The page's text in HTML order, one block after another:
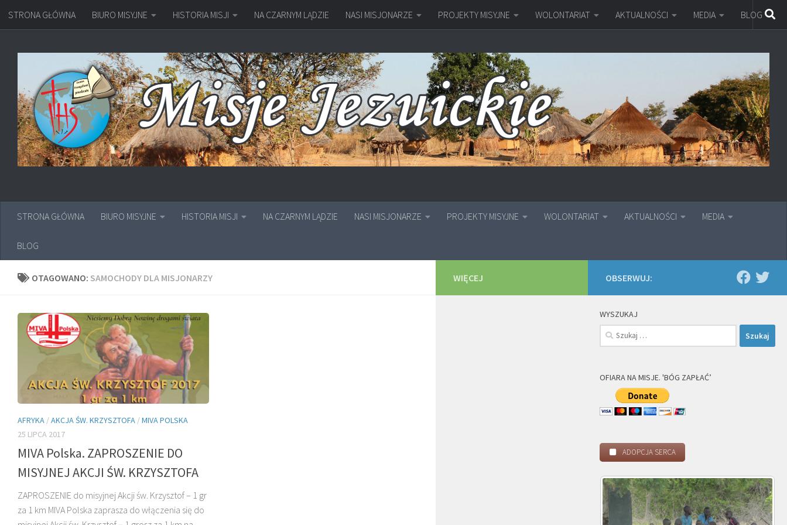
Przejdź do treści
STRONA GŁÓWNA BIURO MISYJNE HISTORIA MISJI NA CZARNYM LĄDZIE NASI MISJONARZE PROJEKTY MISYJNE WOLONTARIAT AKTUALNOŚCI MEDIA BLOG
STRONA GŁÓWNA BIURO MISYJNE HISTORIA MISJI NA CZARNYM LĄDZIE NASI MISJONARZE PROJEKTY MISYJNE WOLONTARIAT AKTUALNOŚCI MEDIA
BLOG
OTAGOWANO: SAMOCHODY DLA MISJONARZY
AFRYKA /AKCJA ŚW. KRZYSZTOFA /MIVA POLSKA
25 LIPCA 2017
MIVA Polska. ZAPROSZENIE DO
MISYJNEJ AKCJI ŚW. KRZYSZTOFA
ZAPROSZENIE do misyjnej Akcji św. Krzysztof – 1 gr
za 1 km MIVA Polska zaprasza do włączenia się do
OBSERWUJ:
WYSZUKAJ
Szukaj:
OFIARA NA MISJE. 'BÓG ZAPŁAĆ’
ADOPCJA SERCA
WIĘCEJ